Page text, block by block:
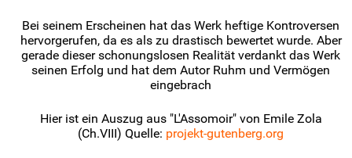
Bei seinem Erscheinen hat das Werk heftige Kontroversen
hervorgerufen, da es als zu drastisch bewertet wurde. Aber
gerade dieser schonungslosen Realität verdankt das Werk
seinen Erfolg und hat dem Autor Ruhm und Vermögen
eingebrach
Hier ist ein Auszug aus "L'Assomoir" von Emile Zola
(Ch.VIII) Quelle: projekt-gutenberg.org